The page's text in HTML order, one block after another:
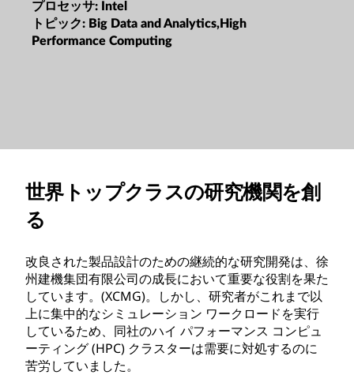
プロセッサ: Intel
トピック: Big Data and Analytics,High
Performance Computing
世界トップクラスの研究機関を創
る
改良された製品設計のための継続的な研究開発は、徐
州建機集団有限公司の成長において重要な役割を果た
しています。(XCMG)。しかし、研究者がこれまで以
上に集中的なシミュレーション ワークロードを実行
しているため、同社のハイ パフォーマンス コンピュ
ーティング (HPC) クラスターは需要に対処するのに
苦労していました。